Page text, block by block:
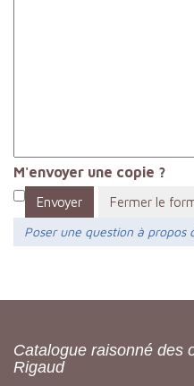
M'envoyer une copie ?
Envoyer
Fermer le
Poser une question à propos
Catalogue raisonné des
Rigaud